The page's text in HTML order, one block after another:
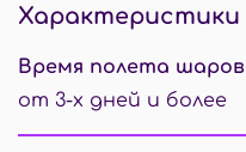
Характеристики
Время полета шаров
от 3-х дней и более